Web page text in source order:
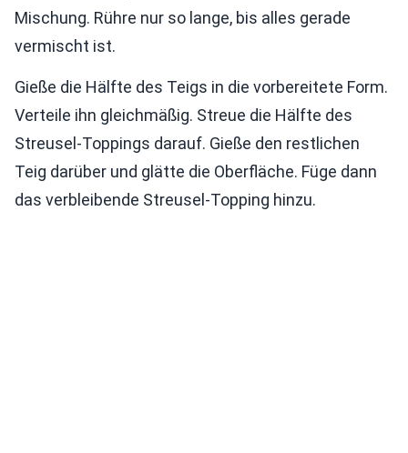
Mischung. Rühre nur so lange, bis alles gerade
vermischt ist.
Gieße die Hälfte des Teigs in die vorbereitete Form.
Verteile ihn gleichmäßig. Streue die Hälfte des
Streusel-Toppings darauf. Gieße den restlichen
Teig darüber und glätte die Oberfläche. Füge dann
das verbleibende Streusel-Topping hinzu.